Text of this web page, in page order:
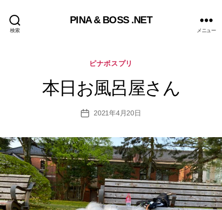
検索
PINA & BOSS .NET
メニュー
カ
ゴ
リ
ピナボスプリ
本日お風呂屋さん
投
2021年4月20日